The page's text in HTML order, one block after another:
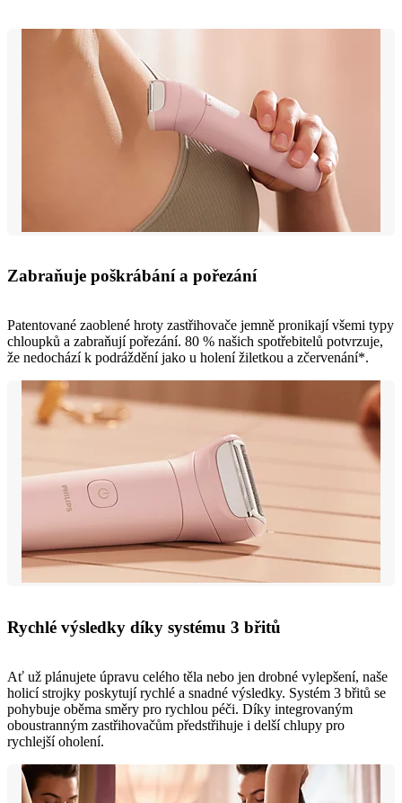
Zabraňuje poškrábání a pořezání
Patentované zaoblené hroty zastřihovače jemně pronikají všemi typy
chloupků a zabraňují pořezání. 80 % našich spotřebitelů potvrzuje,
že nedochází k podráždění jako u holení žiletkou a zčervenání*.
Rychlé výsledky díky systému 3 břitů
Ať už plánujete úpravu celého těla nebo jen drobné vylepšení, naše
holicí strojky poskytují rychlé a snadné výsledky. Systém 3 břitů se
pohybuje oběma směry pro rychlou péči. Díky integrovaným
oboustranným zastřihovačům předstřihuje i delší chlupy pro
rychlejší oholení.